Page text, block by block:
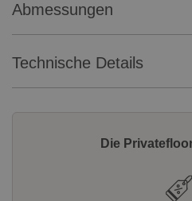
Abmessungen
Technische Details
Die